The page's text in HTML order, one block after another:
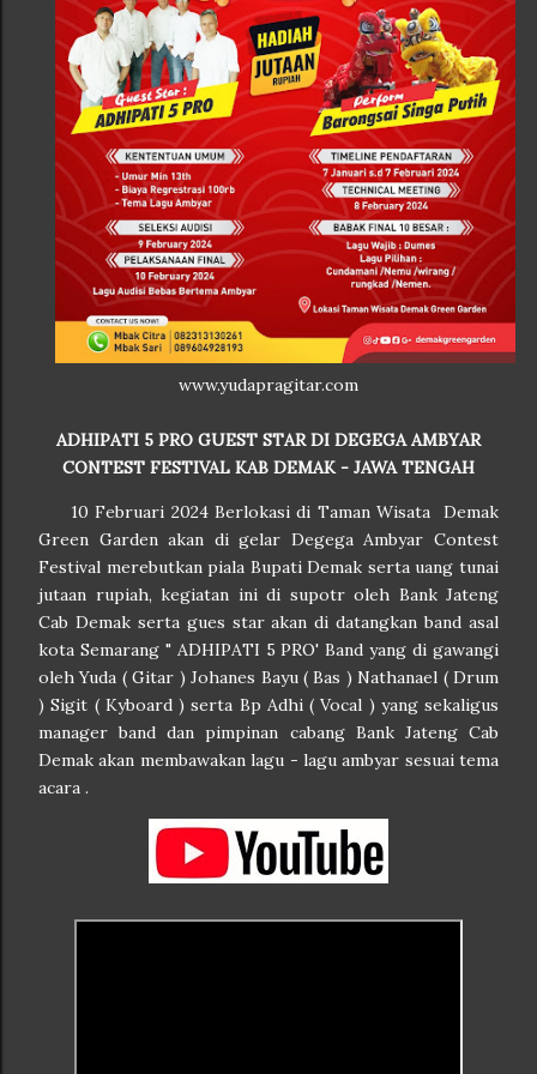
www.yudapragitar.com
ADHIPATI 5 PRO GUEST STAR DI DEGEGA AMBYAR
CONTEST FESTIVAL KAB DEMAK - JAWA TENGAH
10 Februari 2024 Berlokasi di Taman Wisata Demak
Green Garden akan di gelar Degega Ambyar Contest
Festival merebutkan piala Bupati Demak serta uang tunai
jutaan rupiah, kegiatan ini di supotr oleh Bank Jateng
Cab Demak serta gues star akan di datangkan band asal
kota Semarang " ADHIPATI 5 PRO' Band yang di gawangi
oleh Yuda ( Gitar ) Johanes Bayu ( Bas ) Nathanael ( Drum
) Sigit ( Kyboard ) serta Bp Adhi ( Vocal ) yang sekaligus
manager band dan pimpinan cabang Bank Jateng Cab
Demak akan membawakan lagu - lagu ambyar sesuai tema
acara .